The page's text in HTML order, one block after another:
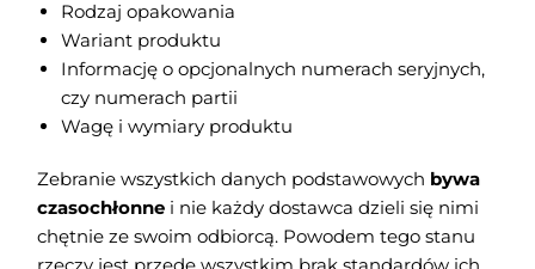
Rodzaj opakowania
Wariant produktu
Informację o opcjonalnych numerach seryjnych,
czy numerach partii
Wagę i wymiary produktu
Zebranie wszystkich danych podstawowych bywa
czasochłonnei nie każdy dostawca dzieli się nimi
chętnie ze swoim odbiorcą. Powodem tego stanu